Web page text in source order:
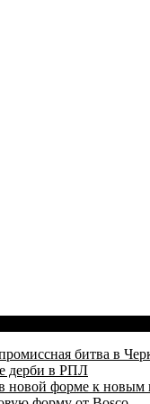
битва в
дерби в РПЛ
форме к новым